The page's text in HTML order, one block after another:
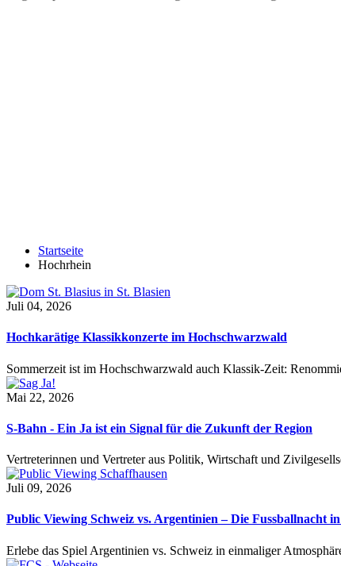
Startseite
Hochrhein
Juli 04, 2026
Hochkarätige Klassikkonzerte im Hochschwarzwald
Sommerzeit ist im Hochschwarzwald auch Klassik-Zeit:
Mai 22, 2026
S-Bahn - Ein Ja ist ein Signal für die Zukunft der Region
Vertreterinnen und Vertreter aus Politik, Wirtschaft und
Juli 09, 2026
Public Viewing Schweiz vs. Argentinien – Die Fussballnacht
Erlebe das Spiel Argentinien vs. Schweiz in einmaliger